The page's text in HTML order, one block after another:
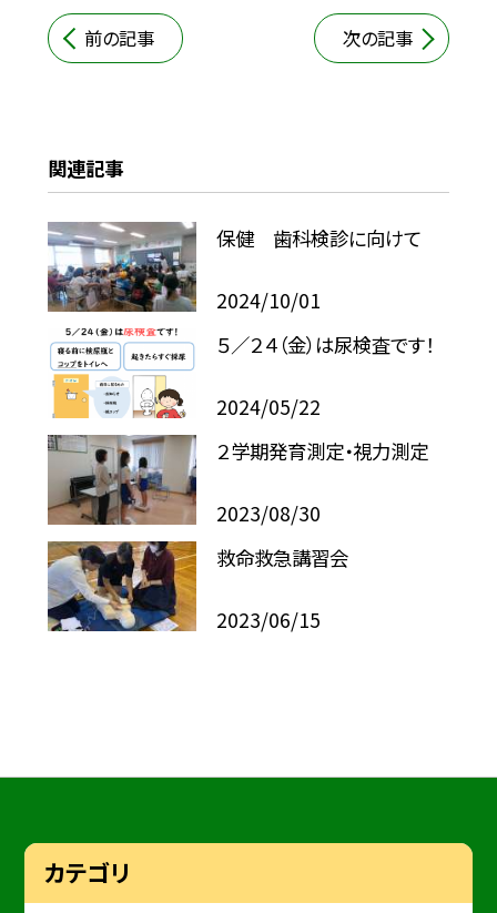
前の記事 次の記事
関連記事
保健 歯科検診に向けて
2024/10/01
５／２４（金）は尿検査です！
2024/05/22
２学期発育測定・視力測定
2023/08/30
救命救急講習会
2023/06/15
カテゴリ